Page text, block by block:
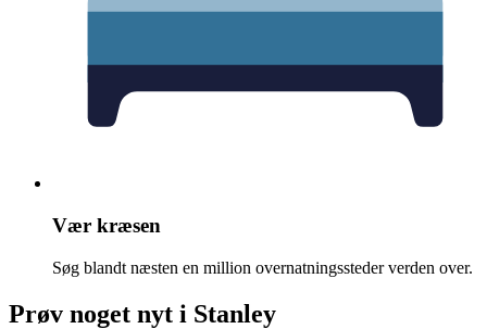
Vær kræsen
Søg blandt næsten en million overnatningssteder verden over.
Prøv noget nyt i Stanley